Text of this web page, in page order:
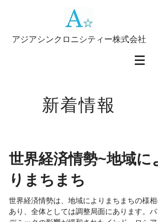
アジアシンクロニシティー株式会社
新着情報
世界経済情勢~地域に
りまちまち
世界経済情勢は、地域によりまちまちの様相
あり、全体としては調整局面にあります。パ